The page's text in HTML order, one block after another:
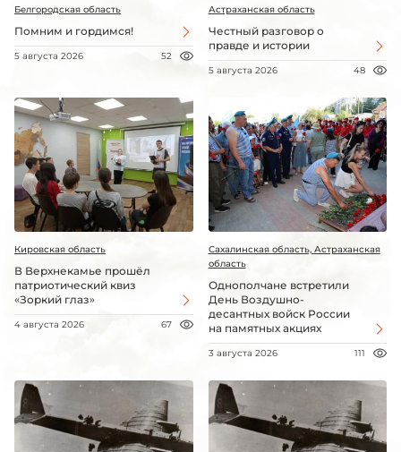
Белгородская область
Помним и гордимся!
5 августа 2026 52
Астраханская область
Честный разговор о
правде и истории
5 августа 2026 48
Кировская область
В Верхнекамье прошёл
патриотический квиз
«Зоркий глаз»
4 августа 2026 67
Сахалинская область, Астраханская
область
Однополчане встретили
День Воздушно-
десантных войск России
на памятных акциях
3 августа 2026 111